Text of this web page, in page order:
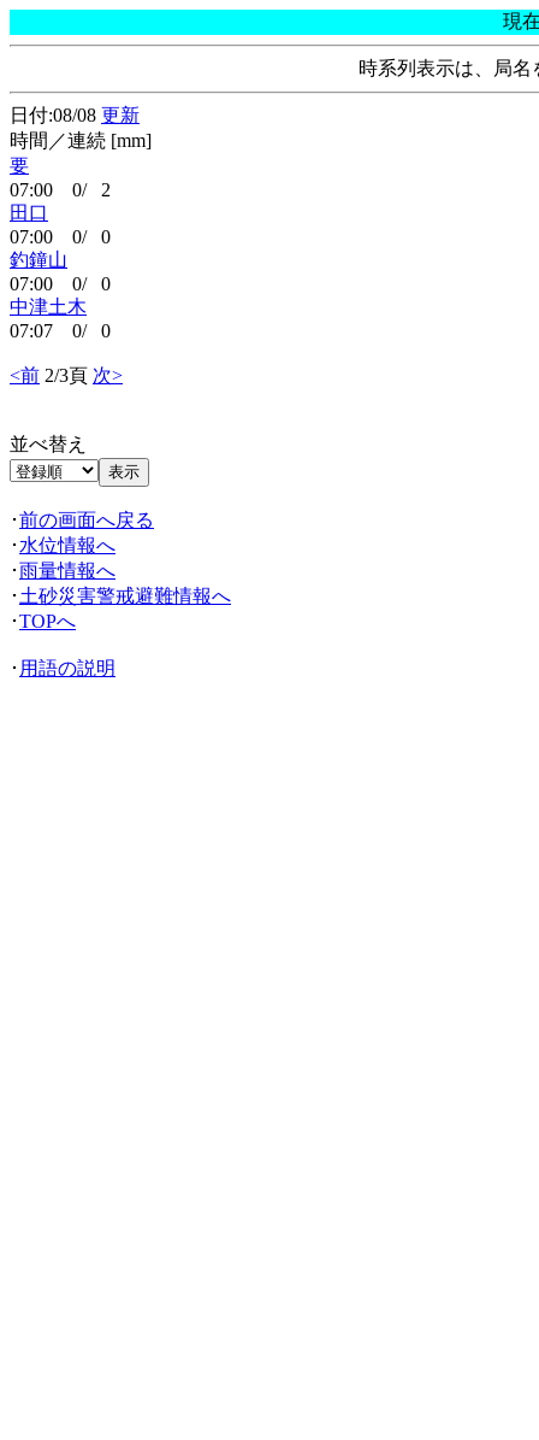
現
時系列表示は、局
日付:08/08 更新
時間／連続 [mm]
要
07:00 0/ 2
田口
07:00 0/ 0
釣鐘山
07:00 0/ 0
中津土木
07:07 0/ 0
<前 2/3頁 次>
並べ替え
･前の画面へ戻る
･ 水位情報へ
･雨量情報へ
･ 土砂災害警戒避難情報へ
･TOPへ
･ 用語の説明